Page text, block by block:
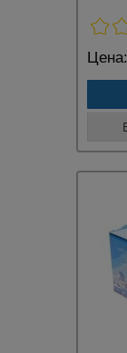
Цена: